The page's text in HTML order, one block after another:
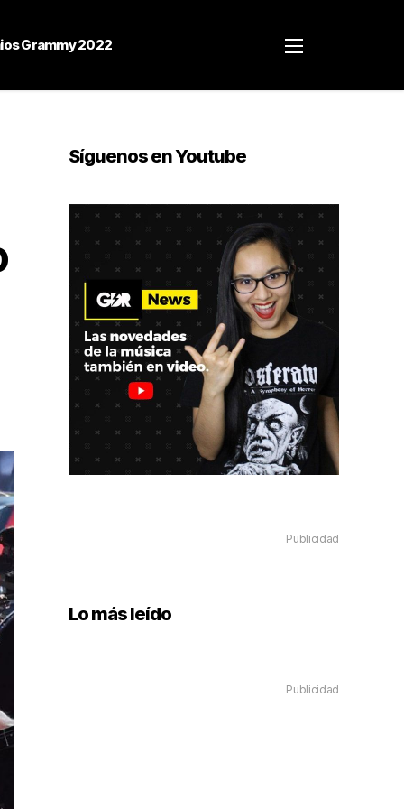
Grammy 2022
Síguenos en Youtube
Publicidad
Lo más leído
Publicidad